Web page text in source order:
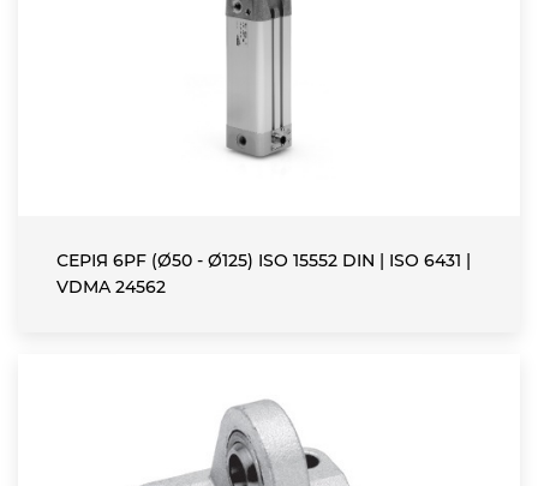
СЕРІЯ 6PF (Ø50 - Ø125) ISO 15552 DIN | ISO 6431 |
VDMA 24562